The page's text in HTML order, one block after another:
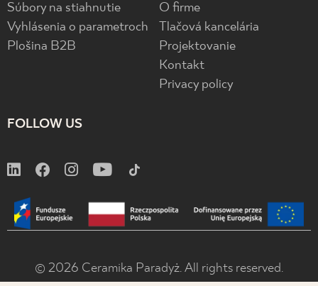
Súbory na stiahnutie
Vyhlásenia o parametroch
Plošina B2B
O firme
Tlačová kancelária
Projektovanie
Kontakt
Privacy policy
FOLLOW US
© 2026 Ceramika Paradyż. All rights reserved.